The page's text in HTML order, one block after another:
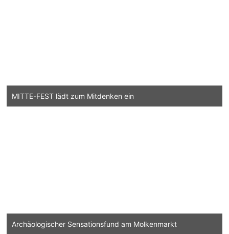
MITTE-FEST lädt zum Mitdenken ein
Archäologischer Sensationsfund am Molkenmarkt